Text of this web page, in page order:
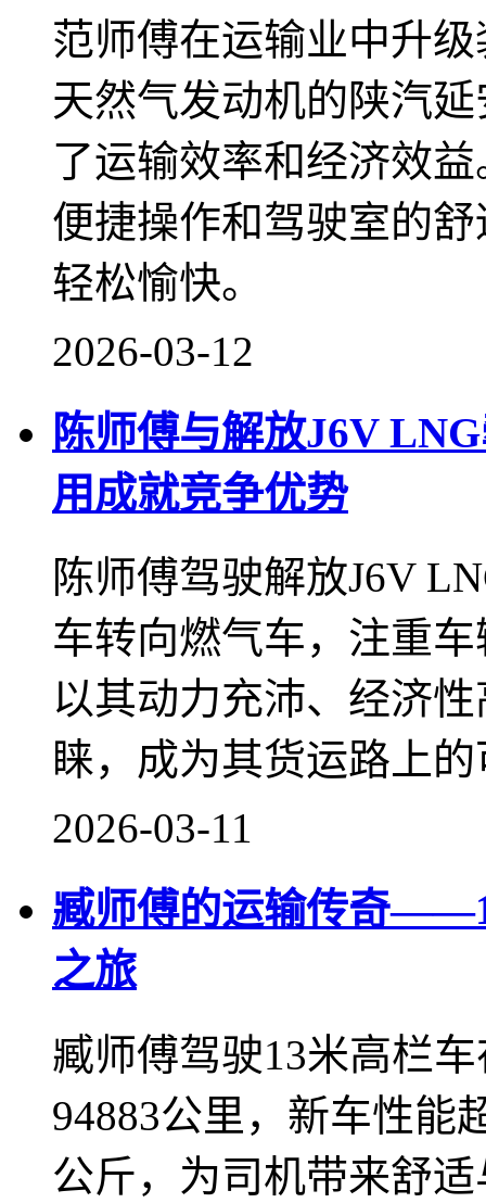
范师傅在运输业中升
天然气发动机的陕汽
了运输效率和经济效
便捷操作和驾驶室的
轻松愉快。
2026-03-12
陈师傅与解放J6V
用成就竞争优势
陈师傅驾驶解放J6V
车转向燃气车，注重
以其动力充沛、经济
睐，成为其货运路上
2026-03-11
臧师傅的运输传奇
之旅
臧师傅驾驶13米高栏
94883公里，新车性能
公斤，为司机带来舒